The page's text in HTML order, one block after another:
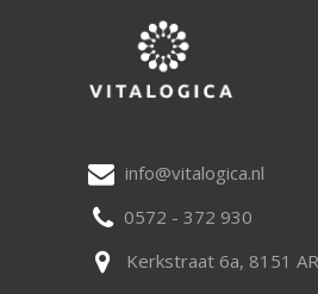
info@vitalogica.nl
0572 - 372 930
Kerkstraat 6a, 8151